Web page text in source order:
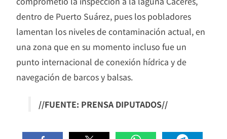
dentro de Puerto Suárez, pues los pobladores
lamentan los niveles de contaminación actual, en
una zona que en su momento incluso fue un
punto internacional de conexión hídrica y de
navegación de barcos y balsas.
//FUENTE: PRENSA DIPUTADOS//